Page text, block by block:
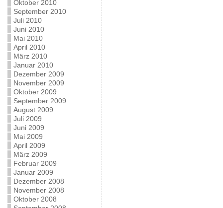
Oktober 2010
September 2010
Juli 2010
Juni 2010
Mai 2010
April 2010
März 2010
Januar 2010
Dezember 2009
November 2009
Oktober 2009
September 2009
August 2009
Juli 2009
Juni 2009
Mai 2009
April 2009
März 2009
Februar 2009
Januar 2009
Dezember 2008
November 2008
Oktober 2008